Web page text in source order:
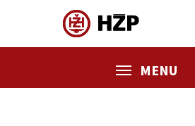
MENU